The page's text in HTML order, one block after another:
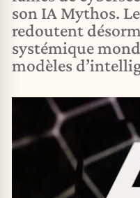
son IA Mythos.
redoutent
systémique
modèles